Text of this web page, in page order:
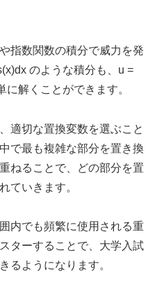
指数関数の積分で威力を発
のような積分も、u =
解くことができます。
適切な置換変数を選ぶこと
で最も複雑な部分を置き換
ねることで、どの部分を置
ていきます。
内でも頻繁に使用される重
ターすることで、大学入試
るようになります。